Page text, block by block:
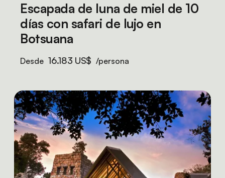
Escapada de luna de miel de 10
días con safari de lujo en
Botsuana
Desde 16.183 US$ /persona